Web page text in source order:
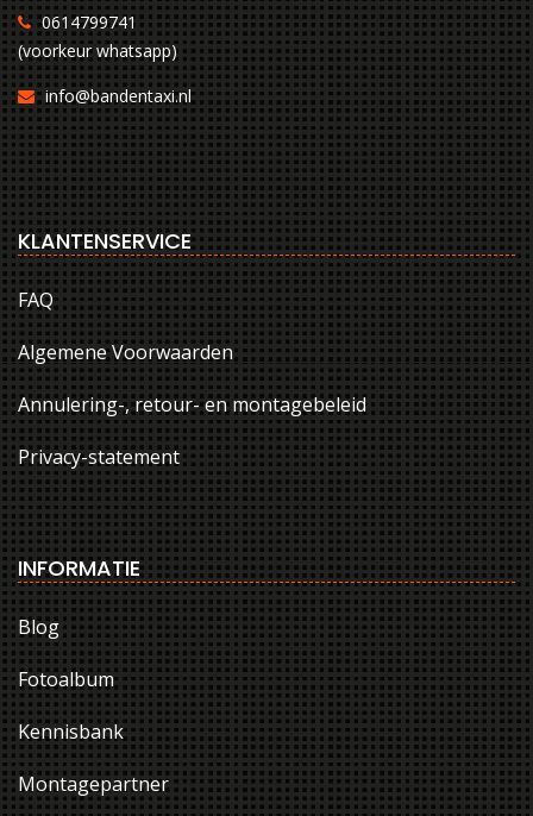
0614799741
(voorkeur whatsapp)
info@bandentaxi.nl
KLANTENSERVICE
FAQ
Algemene Voorwaarden
Annulering-, retour- en montagebeleid
Privacy-statement
INFORMATIE
Blog
Fotoalbum
Kennisbank
Montagepartner